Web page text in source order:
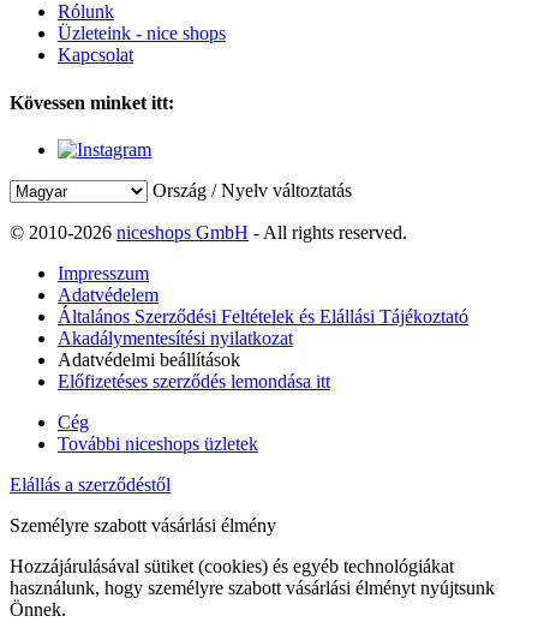
Rólunk
Üzleteink - nice shops
Kapcsolat
Kövessen minket itt:
Ország / Nyelv változtatás
© 2010-2026 niceshops GmbH - All rights reserved.
Impresszum
Adatvédelem
Általános Szerződési Feltételek és Elállási Tájékoztató
Akadálymentesítési nyilatkozat
Adatvédelmi beállítások
Előfizetéses szerződés lemondása itt
Cég
További niceshops üzletek
Elállás a szerződéstől
Személyre szabott vásárlási élmény
Hozzájárulásával sütiket (cookies) és egyéb technológiákat
használunk, hogy személyre szabott vásárlási élményt nyújtsunk
Önnek.